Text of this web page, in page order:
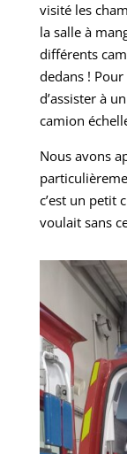
visité les
la salle à
différents
dedans !
d’assister à
camion
Nous avons
c’est un petit
voulait sans